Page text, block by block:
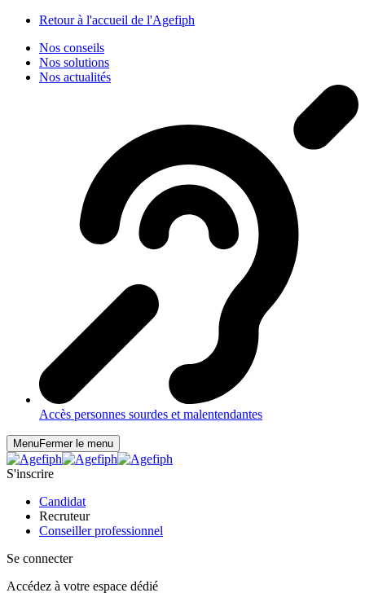
Retour à l'accueil de l'Agefiph
Nos conseils
Nos solutions
Nos actualités
Accès personnes sourdes et malentendantes
MenuFermer le menu
S'inscrire
Candidat
Recruteur
Conseiller professionnel
Se connecter
Accédez à votre espace dédié